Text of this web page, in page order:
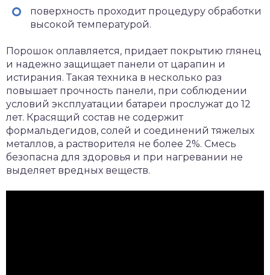
поверхность проходит процедуру обработки
высокой температурой.
Порошок оплавляется, придает покрытию глянец
и надежно защищает панели от царапин и
истирания. Такая техника в несколько раз
повышает прочность панели, при соблюдении
условий эксплуатации батареи прослужат до 12
лет. Красящий состав не содержит
формальдегидов, солей и соединений тяжелых
металлов, а растворителя не более 2%. Смесь
безопасна для здоровья и при нагревании не
выделяет вредных веществ.